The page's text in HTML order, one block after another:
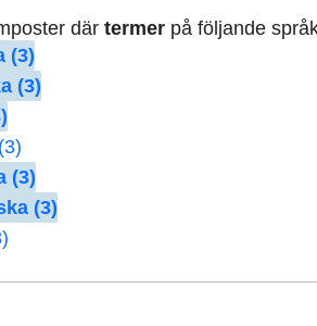
därtermer på följande
(3)
(3)
(3)
(3)